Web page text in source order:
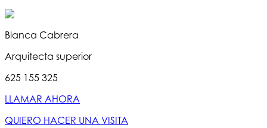
Blanca Cabrera
Arquitecta superior
625 155 325
LLAMAR AHORA
QUIERO HACER UNA VISITA